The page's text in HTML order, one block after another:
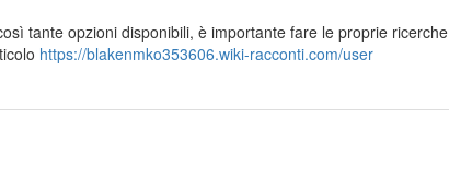
tante opzioni disponibili, è importante fare le proprie ricerche
https://blakenmko353606.wiki-racconti.com/user